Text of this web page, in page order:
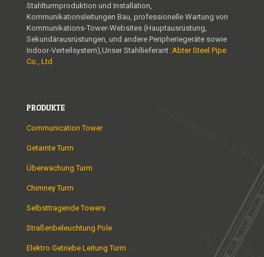
Stahlturmproduktion und Installation,
Kommunikationsleitungen Bau, professionelle Wartung von
Kommunikations-Tower-Websites (Hauptausrüstung,
Sekundärausrüstungen, und andere Peripheriegeräte sowie
Indoor-Verteilsystem),Unser Stahllieferant :Abter Steel Pipe
Co., Ltd
PRODUKTE
Communication Tower
Getarnte Turm
Überwachung Turm
Chimney Turm
Selbsttragende Towers
Straßenbeleuchtung Pole
Elektro Getriebe Leitung Turm